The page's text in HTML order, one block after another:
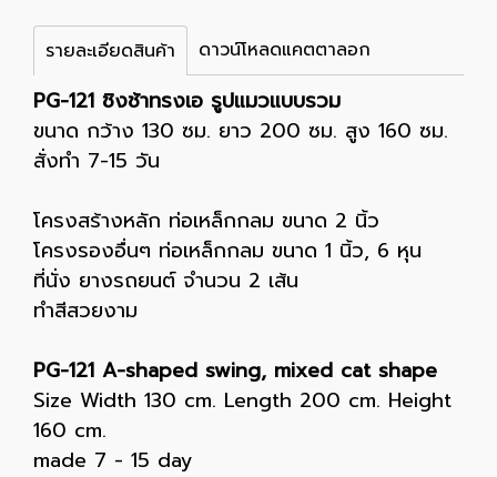
รายละเอียดสินค้า ดาวน์โหลดแคตตาลอก
PG-121 ชิงช้าทรงเอ รูปแมวแบบรวม
ขนาด กว้าง 130 ซม. ยาว 200 ซม. สูง 160 ซม.
สั่งทำ 7-15 วัน
โครงสร้างหลัก ท่อเหล็กกลม ขนาด 2 นิ้ว
โครงรองอื่นๆ ท่อเหล็กกลม ขนาด 1 นิ้ว, 6 หุน
ที่นั่ง ยางรถยนต์ จำนวน 2 เส้น
ทำสีสวยงาม
PG-121 A-shaped swing, mixed cat shape
Size Width 130 cm. Length 200 cm. Height
160 cm.
made 7 - 15 day